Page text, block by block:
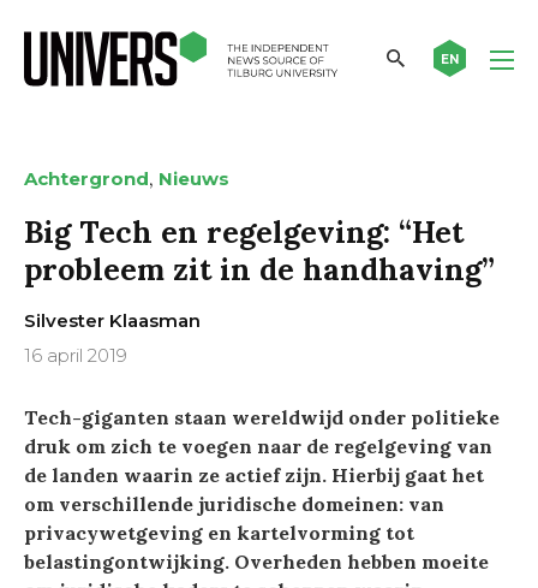
EN
Achtergrond, Nieuws
Big Tech en regelgeving: “Het
probleem zit in de handhaving”
Silvester Klaasman
16 april 2019
Tech-giganten staan wereldwijd onder politieke
druk om zich te voegen naar de regelgeving van
de landen waarin ze actief zijn. Hierbij gaat het
om verschillende juridische domeinen: van
privacywetgeving en kartelvorming tot
belastingontwijking. Overheden hebben moeite